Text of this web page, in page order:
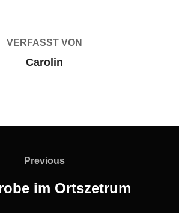
VERFASST VON
Carolin
Previous
Previous
im Ortszetrum